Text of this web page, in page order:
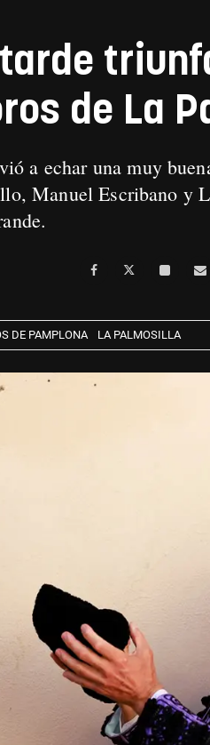
de La
a echar una muy
Manuel Escribano y
.
DE PAMPLONA LA PALMOSILLA